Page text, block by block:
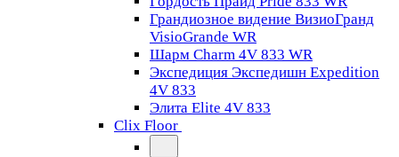
Грандиозное видение ВизиоГранд
VisioGrande WR
Шарм Charm 4V 833 WR
Экспедиция Экспедишн Expedition
4V 833
Элита Elite 4V 833
Clix Floor